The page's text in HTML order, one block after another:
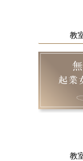
教
教